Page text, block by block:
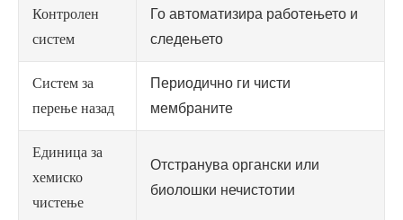
Контролен
систем
Го автоматизира работењето и
следењето
Систем за
перење назад
Периодично ги чисти
мембраните
Единица за
хемиско
чистење
Отстранува органски или
биолошки нечистотии